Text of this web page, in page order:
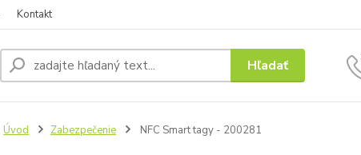
Kontakt
Hľadať
Úvod Zabezpečenie NFC Smart tagy - 200281